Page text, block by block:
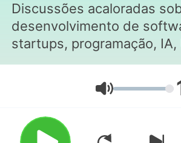
Discussões acaloradas
desenvolvimento de
startups, programação, IA,
gadgets e as últimas
tendências em tecnologia.
音量